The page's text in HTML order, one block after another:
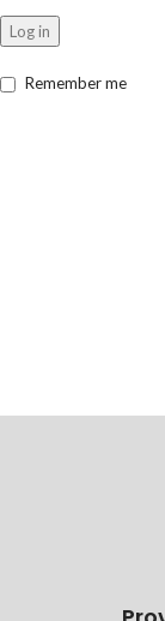
Log in
Remember me